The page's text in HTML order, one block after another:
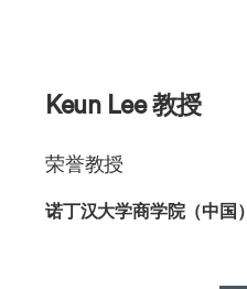
Keun Lee 教授
荣誉教授
诺丁汉大学商学院（中国）